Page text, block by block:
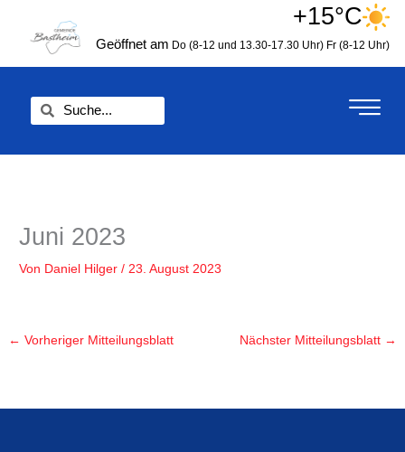
springen
+15°C
Geöffnet am Do (8-12 und 13.30-17.30 Uhr) Fr (8-12 Uhr)
Juni 2023
Von Daniel Hilger/ 23. August 2023
← Vorheriger Mitteilungsblatt Nächster Mitteilungsblatt →